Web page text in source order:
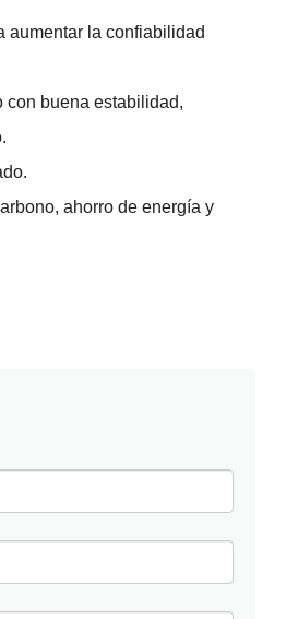
aumentar la confiabilidad
con buena estabilidad,
ahorro de energía y